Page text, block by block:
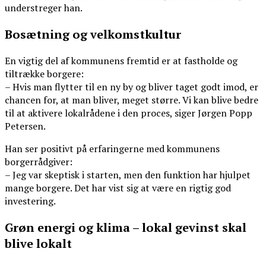
understreger han.
Bosætning og velkomstkultur
En vigtig del af kommunens fremtid er at fastholde og
tiltrække borgere:
– Hvis man flytter til en ny by og bliver taget godt imod, er
chancen for, at man bliver, meget større. Vi kan blive bedre
til at aktivere lokalrådene i den proces, siger Jørgen Popp
Petersen.
Han ser positivt på erfaringerne med kommunens
borgerrådgiver:
– Jeg var skeptisk i starten, men den funktion har hjulpet
mange borgere. Det har vist sig at være en rigtig god
investering.
Grøn energi og klima – lokal gevinst skal
blive lokalt